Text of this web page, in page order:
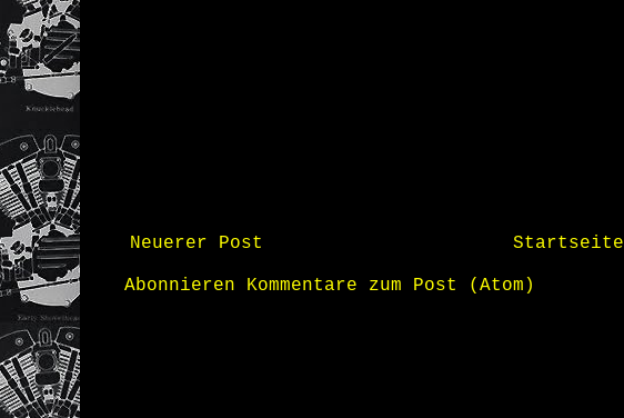
Neuerer Post Startseite
Abonnieren Kommentare zum Post (Atom)